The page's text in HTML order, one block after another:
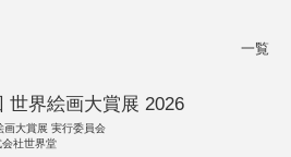
一覧
世界絵画大賞展 2026
画大賞展 実行委員会
社世界堂